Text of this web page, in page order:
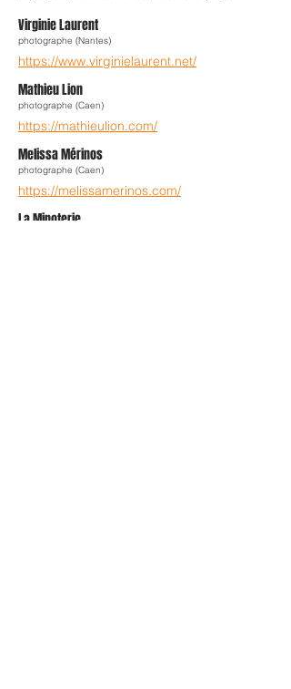
Virginie Laurent
photographe (Nantes)
https://www.virginielaurent.net/
Mathieu Lion
photographe (Caen)
https://mathieulion.com/
Melissa Mérinos
photographe (Caen)
https://melissamerinos.com/
La Minoterie